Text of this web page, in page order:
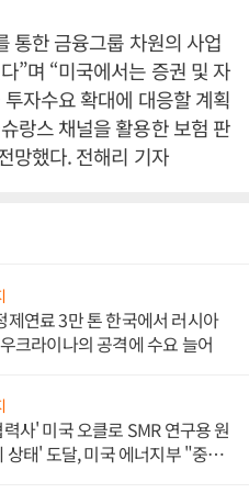
통한 금융그룹 차원의 사업
”며 “미국에서는 증권 및 자
자수요 확대에 대응할 계획
랑스 채널을 활용한 보험 판
망했다. 전해리 기자
제연료 3만 톤 한국에서 러시아
크라이나의 공격에 수요 늘어
사' 미국 오클로 SMR 연구용 원
상태' 도달, 미국 에너지부 "중요